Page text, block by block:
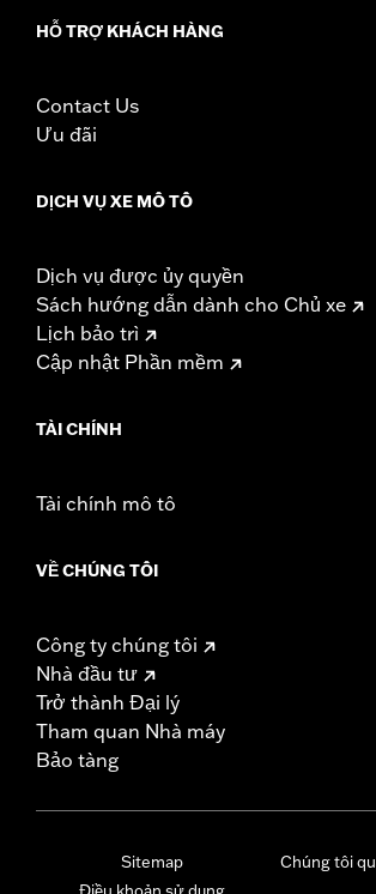
HỖ TRỢ KHÁCH HÀNG
Contact Us
Ưu đãi
DỊCH VỤ XE MÔ TÔ
Dịch vụ được ủy quyền
Sách hướng dẫn dành cho Chủ xe
Lịch bảo trì
Cập nhật Phần mềm
TÀI CHÍNH
Tài chính mô tô
VỀ CHÚNG TÔI
Công ty chúng tôi
Nhà đầu tư
Trở thành Đại lý
Tham quan Nhà máy
Bảo tàng
Sitemap
Điều khoản sử dụng
Chúng tôi